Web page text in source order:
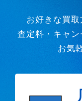
お好きな買取
査定料・キャ
お気